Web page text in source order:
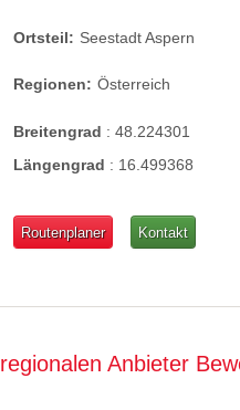
Ortsteil: Seestadt Aspern
Regionen: Österreich
Breitengrad : 48.224301
Längengrad : 16.499368
Routenplaner Kontakt
regionalen Anbieter